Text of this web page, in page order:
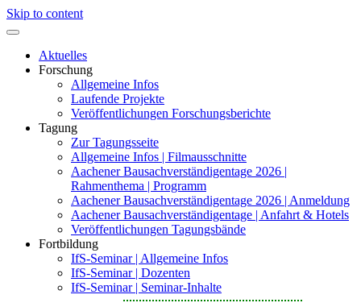
Skip to content
Aktuelles
Forschung
Allgemeine Infos
Laufende Projekte
Veröffentlichungen Forschungsberichte
Tagung
Zur Tagungsseite
Allgemeine Infos | Filmausschnitte
Aachener Bausachverständigentage 2026 |
Rahmenthema | Programm
Aachener Bausachverständigentage 2026 | Anmeldung
Aachener Bausachverständigentage | Anfahrt & Hotels
Veröffentlichungen Tagungsbände
Fortbildung
IfS-Seminar | Allgemeine Infos
IfS-Seminar | Dozenten
IfS-Seminar | Seminar-Inhalte